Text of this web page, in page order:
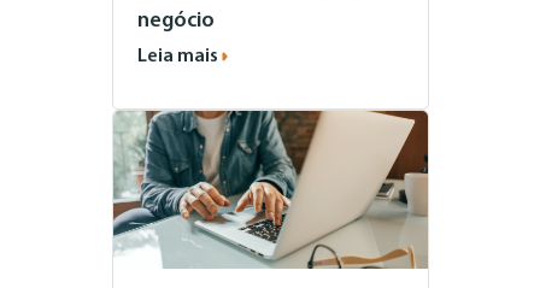
negócio
Leia mais